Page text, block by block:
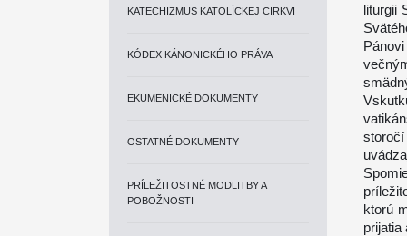
KATECHIZMUS KATOLÍCKEJ CIRKVI
KÓDEX KÁNONICKÉHO PRÁVA
EKUMENICKÉ DOKUMENTY
OSTATNÉ DOKUMENTY
PRÍLEŽITOSTNÉ MODLITBY A
POBOŽNOSTI
liturgii
storočí
ktorú
prijatia